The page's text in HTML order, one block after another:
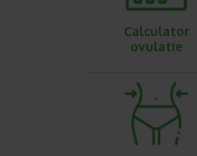
Calculator
ovulatie